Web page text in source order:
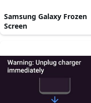
Samsung Galaxy Frozen
Screen